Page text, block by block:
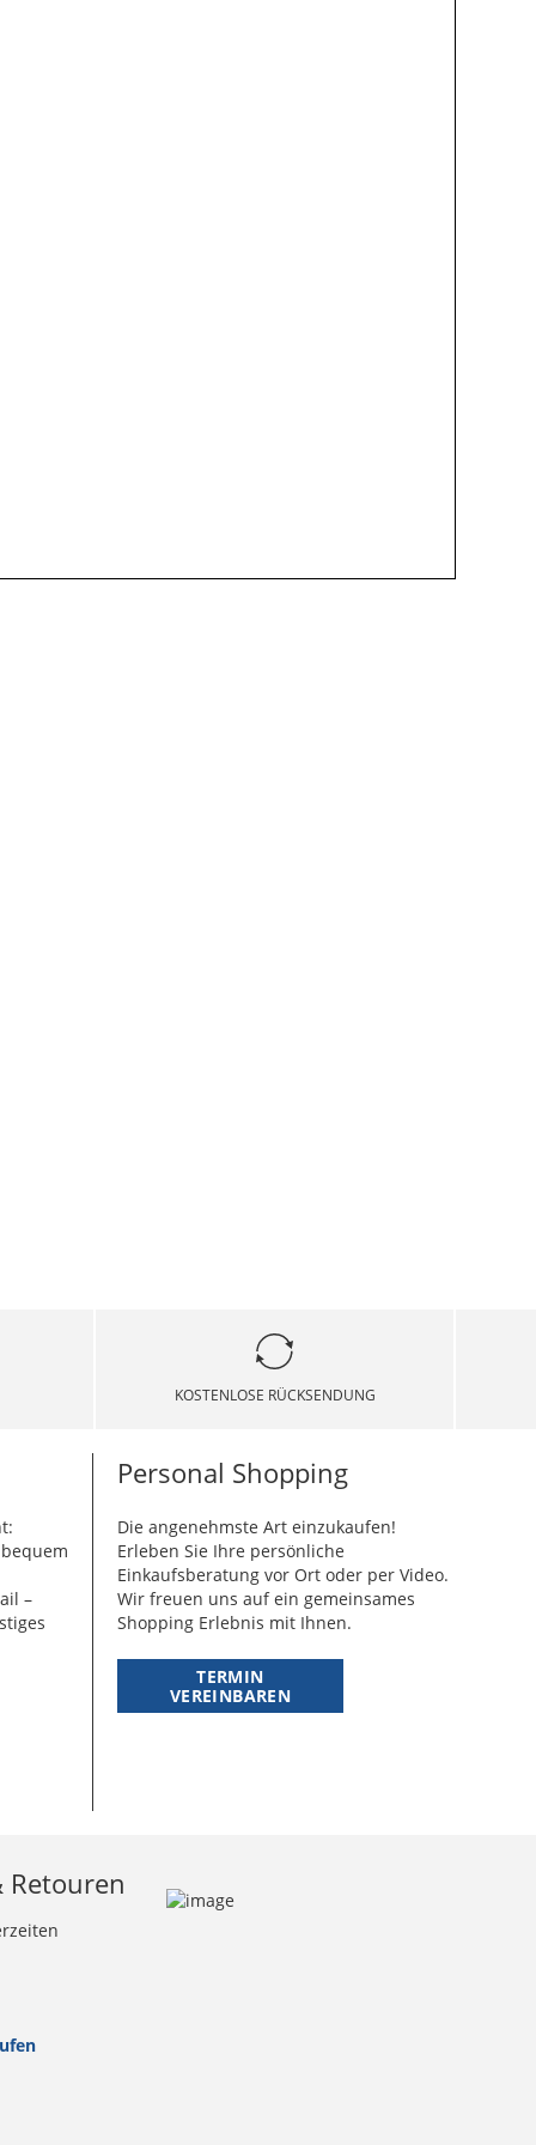
KOSTENLOSE RÜCKSENDUNG
–
Personal Shopping
Die angenehmste Art einzukaufen!
Erleben Sie Ihre persönliche
Einkaufsberatung vor Ort oder per Video.
Wir freuen uns auf ein gemeinsames
Shopping Erlebnis mit Ihnen.
TERMIN
VEREINBAREN
Retouren